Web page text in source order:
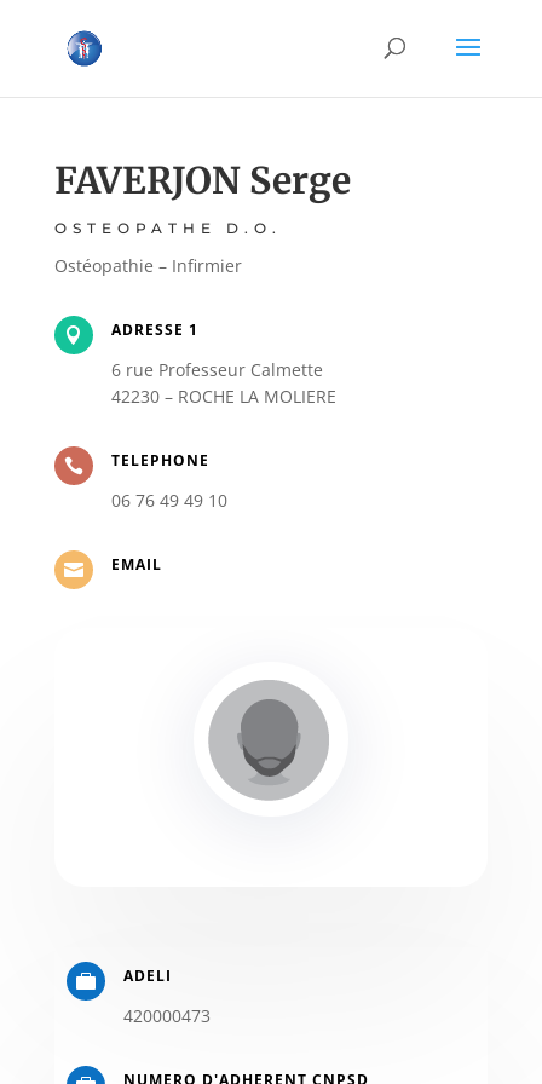
FAVERJON Serge
OSTEOPATHE D.O.
Ostéopathie – Infirmier
 ADRESSE 1
6 rue Professeur Calmette
42230 – ROCHE LA MOLIERE
 TELEPHONE
06 76 49 49 10
 EMAIL
 ADELI
420000473
NUMERO D'ADHERENT CNPSD